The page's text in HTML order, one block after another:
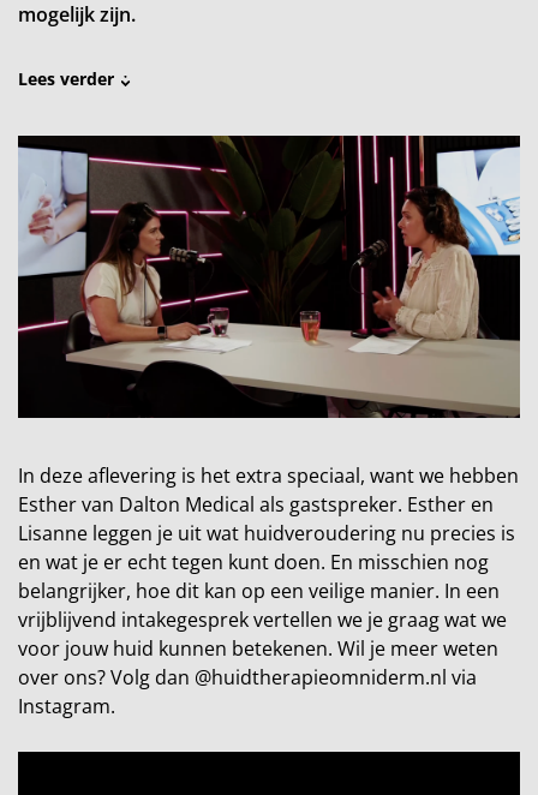
mogelijk zijn.
Lees verder
In deze aflevering is het extra speciaal, want we hebben
Esther van Dalton Medical als gastspreker. Esther en
Lisanne leggen je uit wat huidveroudering nu precies is
en wat je er echt tegen kunt doen. En misschien nog
belangrijker, hoe dit kan op een veilige manier. In een
vrijblijvend intakegesprek vertellen we je graag wat we
voor jouw huid kunnen betekenen. Wil je meer weten
over ons? Volg dan @huidtherapieomniderm.nl via
Instagram.